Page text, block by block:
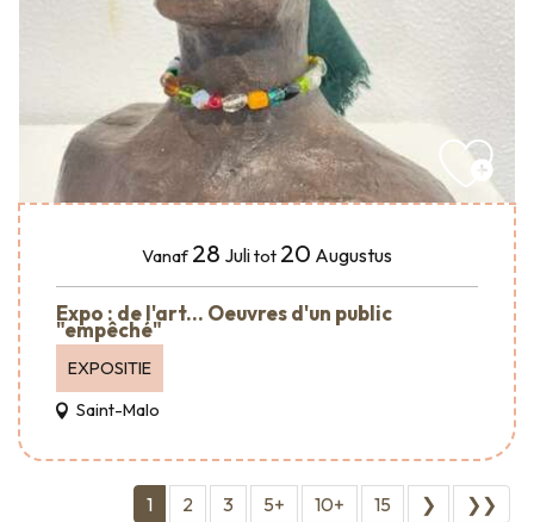
Vanaf 28 Julitot 20 Augustus
Expo : de l'art... Oeuvres d'un public
"empêché"
EXPOSITIE
Saint-Malo
1 2 3 5+ 10+ 15 ❯ ❯❯